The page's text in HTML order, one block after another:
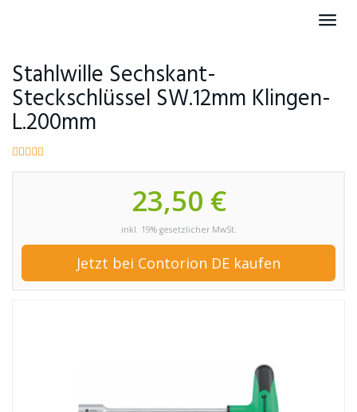
Stahlwille Sechskant-
Steckschlüssel SW.12mm Klingen-
L.200mm
23,50 €
inkl. 19% gesetzlicher MwSt.
Jetzt bei Contorion DE kaufen